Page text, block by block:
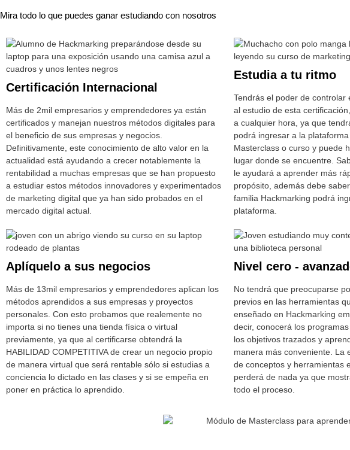
Mira todo lo que puedes ganar estudiando con nosotros
Certificación Internacional
Más de 2mil empresarios y emprendedores ya están
certificados y manejan nuestros métodos digitales para
el beneficio de sus empresas y negocios.
Definitivamente, este conocimiento de alto valor en la
actualidad está ayudando a crecer notablemente la
rentabilidad a muchas empresas que se han propuesto
a estudiar estos métodos innovadores y experimentados
de marketing digital que ya han sido probados en el
mercado digital actual.
Estudia a tu ritmo
Tendrás el poder de controlar
al estudio de esta
a cualquier hora, ya que
podrá ingresar a la plataforma
Masterclass o curso y puede
lugar donde se encuentre.
le ayudará a aprender más
propósito, además debe
familia Hackmarking podrá
plataforma.
Aplíquelo a sus negocios
Más de 13mil empresarios y emprendedores aplican los
métodos aprendidos a sus empresas y proyectos
personales. Con esto probamos que realemente no
importa si no tienes una tienda física o virtual
previamente, ya que al certificarse obtendrá la
HABILIDAD COMPETITIVA de crear un negocio propio
de manera virtual que será rentable sólo si estudias a
conciencia lo dictado en las clases y si se empeña en
poner en práctica lo aprendido.
Nivel cero -
No tendrá que preocuparse
previos en las herramientas
enseñado en Hackmarking
decir, conocerá los
los objetivos trazados y
manera más conveniente. La
de conceptos y herramientas
perderá de nada ya que
todo el proceso.